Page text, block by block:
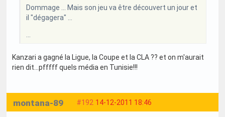
Dommage ... Mais son jeu va être découvert un jour et
il "dégagera" ...
Kanzari a gagné la Ligue, la Coupe et la CLA ?? et on m'aurait
rien dit...pfffff quels média en Tunisie!!!
#192 14-12-2011 18:46
montana-89